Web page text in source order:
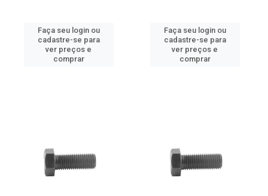
Faça seu login ou
cadastre-se para
ver preços e
comprar
Faça seu login ou
cadastre-se para
ver preços e
comprar